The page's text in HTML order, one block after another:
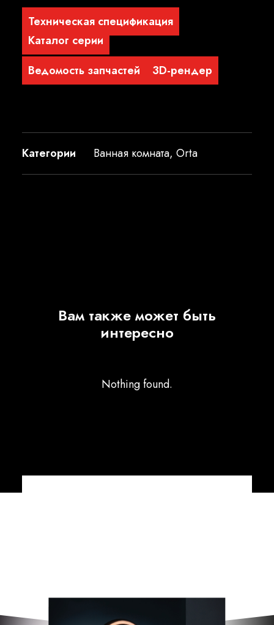
Техническая спецификация
Каталог серии
Ведомость запчастей
3D-рендер
Категории Ванная комната, Orta
Вам также может быть
интересно
Nothing found.